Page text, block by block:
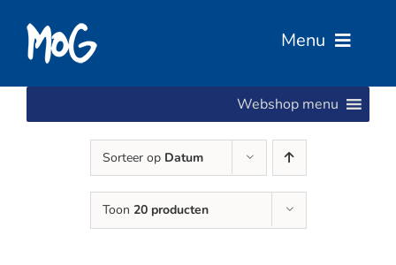
inhoud
Menu
Webshop menu
Sorteer op Datum
Toon 20 producten